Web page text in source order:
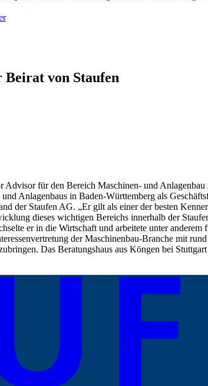
von Staufen
für den Bereich Maschinen- und
und Anlagenbaus in Baden-Württemberg als
der Staufen AG. „Er gilt als einer der besten
dieses wichtigen Bereichs innerhalb der
er in die Wirtschaft und arbeitete unter
der Maschinenbau-Branche mit
Das Beratungshaus aus Köngen bei